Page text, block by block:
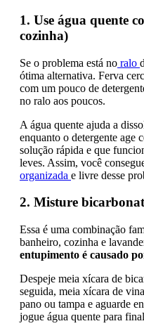
1. Use água quente
cozinha)
Se o problema está no ralo
ótima alternativa. Ferva
com um pouco de
no ralo aos poucos.
A água quente ajuda a
enquanto o detergente age
solução rápida e que
leves. Assim, você
organizada e livre desse
2. Misture
Essa é uma combinação
banheiro, cozinha e
entupimento é causado
Despeje meia xícara de
seguida, meia xícara de
pano ou tampa e aguarde
jogue água quente para